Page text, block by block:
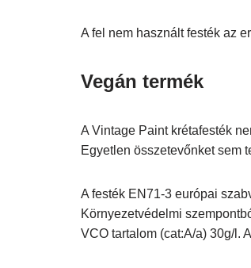
A fel nem használt festék az
Vegán termék
A Vintage Paint krétafesték
Egyetlen összetevőnket sem
A festék EN71-3 európai
Környezetvédelmi
VCO tartalom (cat:A/a) 30g/l.